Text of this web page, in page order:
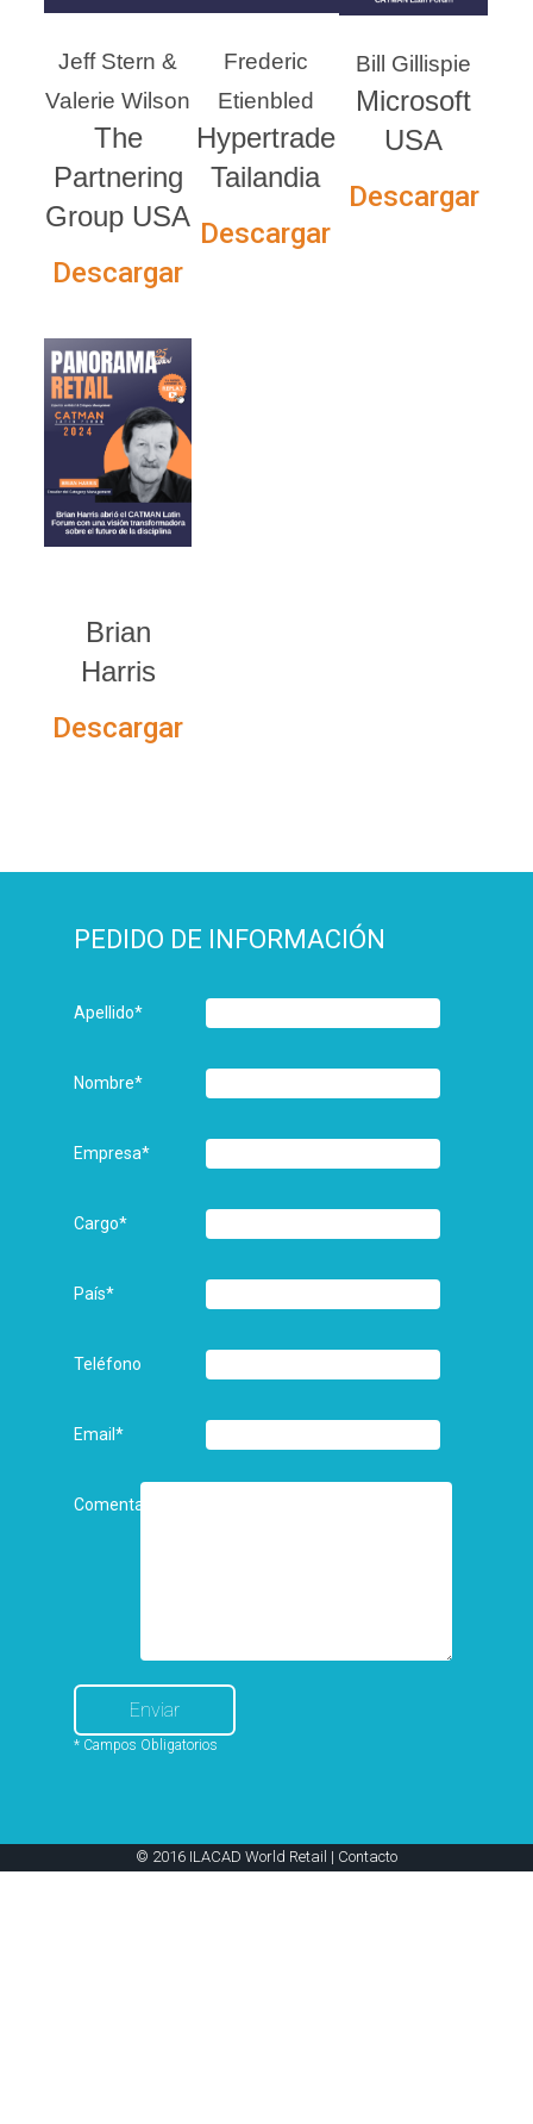
Jeff Stern &
Valerie Wilson
The
Partnering
Group USA
Descargar
Frederic
Etienbled
Hypertrade
Tailandia
Descargar
Bill Gillispie
Microsoft
USA
Descargar
Brian
Harris
Descargar
PEDIDO DE INFORMACIÓN
Apellido*
Nombre*
Empresa*
Cargo*
País*
Teléfono
Email*
Comentarios
* Campos Obligatorios
© 2016 ILACAD World Retail | Contacto